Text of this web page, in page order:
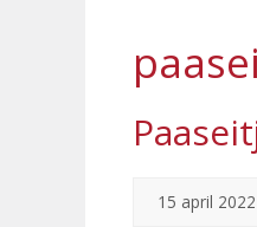
15 april 2022